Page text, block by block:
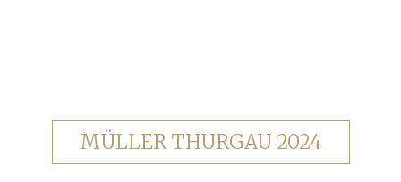
MÜLLER THURGAU 2024